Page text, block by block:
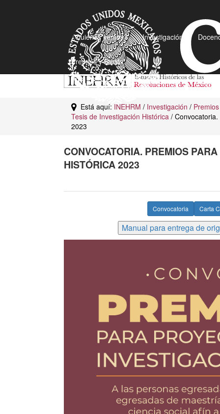
¿Quiénes somos? Investigación
Premios y Becas
Está aquí: INEHRM / Investigación /
Tesis de Investigación Histórica /
2023
CONVOCATORIA. PREMIOS
HISTÓRICA 2023
Convocatoria Carta